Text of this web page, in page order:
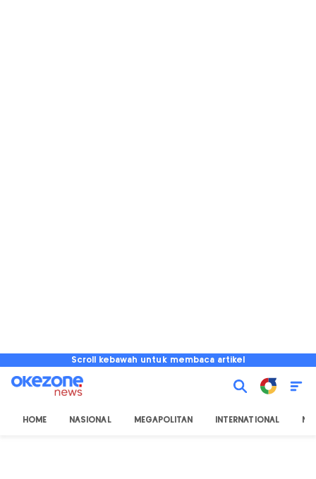
Scroll kebawah untuk membaca artikel
HOME NASIONAL MEGAPOLITAN INTERNATIONAL